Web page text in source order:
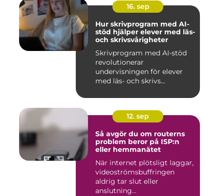
16. sep
Hur skrivprogram med AI-
stöd hjälper elever med läs-
och skrivsvårigheter
Skrivprogram med AI-stöd
revolutionerar
undervisningen för elever
med läs- och skrivs...
12. sep
Så avgör du om routerns
problem beror på ISP:n
eller hemmanätet
När internet plötsligt laggar,
videoströmsbuffringen
aldrig tar slut eller
anslutning...